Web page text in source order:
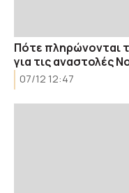
Πότε πληρώνονται
για τις αναστολές
07/12 12:47